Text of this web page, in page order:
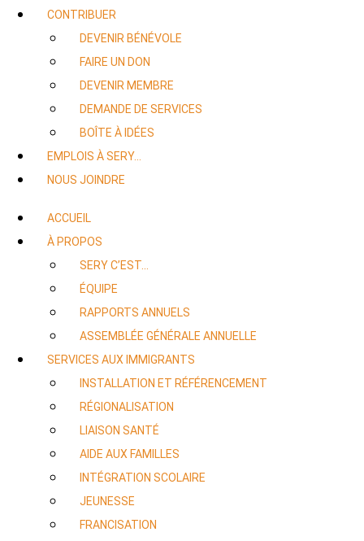
CONTRIBUER
DEVENIR BÉNÉVOLE
FAIRE UN DON
DEVENIR MEMBRE
DEMANDE DE SERVICES
BOÎTE À IDÉES
EMPLOIS À SERY…
NOUS JOINDRE
ACCUEIL
À PROPOS
SERY C’EST…
ÉQUIPE
RAPPORTS ANNUELS
ASSEMBLÉE GÉNÉRALE ANNUELLE
SERVICES AUX IMMIGRANTS
INSTALLATION ET RÉFÉRENCEMENT
RÉGIONALISATION
LIAISON SANTÉ
AIDE AUX FAMILLES
INTÉGRATION SCOLAIRE
JEUNESSE
FRANCISATION